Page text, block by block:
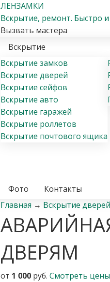
ЛЕНЗАМКИ
Вскрытие, ремонт. Быстро
Вызвать мастера
Вскрытие
Вскрытие замков
Вскрытие дверей
Вскрытие сейфов
Вскрытие авто
Вскрытие гаражей
Вскрытие роллетов
Вскрытие почтового ящика
Фото
Контакты
Главная → Вскрытие дверей
ДВЕРЯМ
от 1 000 руб. Смотреть цены